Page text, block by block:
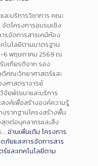
ะบริการวิชาการ คณะ
ดโครงการอบรมเชิง
รจัดการสารเคมีห้อง
โนโลยีตามมาตรฐาน
6 พฤษภาคม 2569 ณ
บเกียรติจาก รอง
คณะวิทยาศาสตร์และ
งศาสตราจารย์
ยพัฒนาและบริการ
งค์เพื่อสร้างองค์ความรู้
รากฐานโครงสร้างพื้น
ดต่อบุคลากรและสิ่ง
อ่านเพิ่มเติม โครงการ
ภัยและการจัดการสาร
และเทคโนโลยีตาม